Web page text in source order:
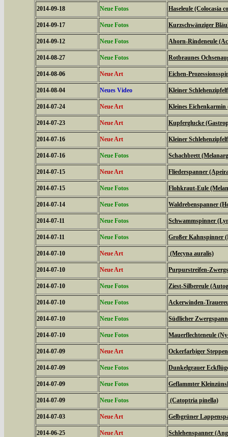
2014-09-18 Neue Fotos Haseleule (Colocasia
2014-09-17 Neue Fotos Kurzschwänziger
2014-09-12 Neue Fotos Ahorn-Rindeneule
2014-08-27 Neue Fotos Rotbraunes
2014-08-06 Neue Art Eichen-
2014-08-04 Neues Video Kleiner
2014-07-24 Neue Art Kleines Eichenkarmin
2014-07-23 Neue Art Kupferglucke
2014-07-16 Neue Art Kleiner
2014-07-16 Neue Fotos Schachbrett
2014-07-15 Neue Art Fliederspanner
2014-07-15 Neue Fotos Flohkraut-Eule
2014-07-14 Neue Fotos Waldrebenspanner
2014-07-11 Neue Fotos Schwammspinner
2014-07-11 Neue Fotos Großer Kahnspinner
2014-07-10 Neue Art (Mecyna auralis)
2014-07-10 Neue Art Purpurstreifen-
2014-07-10 Neue Fotos Ziest-Silbereule
2014-07-10 Neue Fotos Ackerwinden-
2014-07-10 Neue Fotos Südlicher
2014-07-10 Neue Fotos Mauerflechteneule
2014-07-09 Neue Art Ockerfarbiger
2014-07-09 Neue Fotos Dunkelgrauer
2014-07-09 Neue Fotos Geflammter
2014-07-09 Neue Fotos (Catoptria pinella)
2014-07-03 Neue Art Gelbgrüner
2014-06-25 Neue Art Schlehenspanner